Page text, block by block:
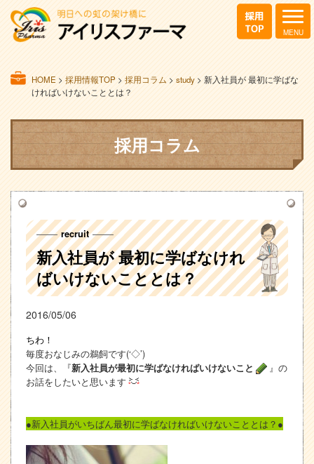
HOME > 採用情報TOP > 採用コラム > study > 新入社員が 最初に学ばな
ければいけないこととは？
採用コラム
recruit
新入社員が 最初に学ばなけれ
ばいけないこととは？
2016/05/06
ちわ！
毎度おなじみの鵜飼です(‘◇’)ゞ
今回は、『新入社員が最初に学ばなければいけないこと
』の
お話をしたいと思います
●新入社員がいちばん最初に学ばなければいけないこととは？●